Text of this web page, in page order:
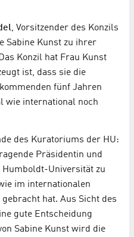
, Vorsitzender des Konzils
Sabine Kunst zu ihrer
Konzil hat Frau Kunst
ist, dass sie die
fünf Jahren
wie international noch
des Kuratoriums der HU:
Präsidentin und
Universität zu
im internationalen
hat. Aus Sicht des
gute Entscheidung
Sabine Kunst wird die